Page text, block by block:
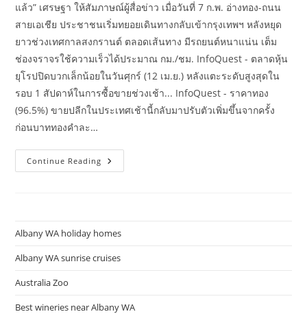
แล้ว” เศรษฐา ให้สัมภาษณ์ผู้สื่อข่าว เมื่อวันที่ 7 ก.พ. อ่างทอง-ถนน
สายเอเชีย ประชาชนเริ่มทยอยเดินทางกลับเข้ากรุงเทพฯ หลังหยุด
ยาวช่วงเทศกาลสงกรานต์ ตลอดเส้นทาง มีรถยนต์หนาแน่น เต็ม
ช่องจราจรใช้ความเร็วได้ประมาณ กม./ชม. InfoQuest - ตลาดหุ้น
ยุโรปปิดบวกเล็กน้อยในวันศุกร์ (12 เม.ย.) หลังแตะระดับสูงสุดใน
รอบ 1 สัปดาห์ในการซื้อขายช่วงเช้า... InfoQuest - ราคาทอง
(96.5%) ขายปลีกในประเทศเช้านี้กลับมาปรับตัวเพิ่มขึ้นจากครั้ง
ก่อนบาททองคำละ…
Continue Reading แถลง
ข่าว
ปี
Albany WA holiday homes
Albany WA sunrise cruises
Australia Zoo
Best wineries near Albany WA